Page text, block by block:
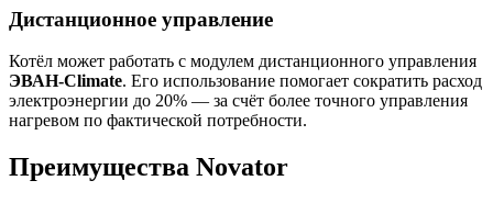
Дистанционное управление
Котёл может работать с модулем дистанционного управления
ЭВАН-Climate. Его использование помогает сократить расход
электроэнергии до 20% — за счёт более точного управления
нагревом по фактической потребности.
Преимущества Novator